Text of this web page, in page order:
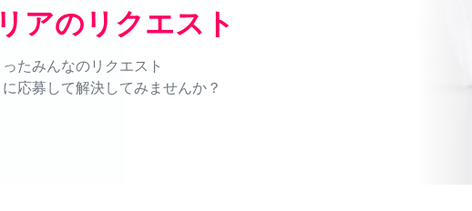
アのリクエスト
たみんなのリクエスト
応募して解決してみませんか？